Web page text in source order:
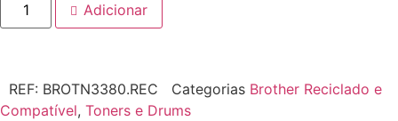
Adicionar
REF: BROTN3380.REC Categorias Brother Reciclado e
Compatível, Toners e Drums